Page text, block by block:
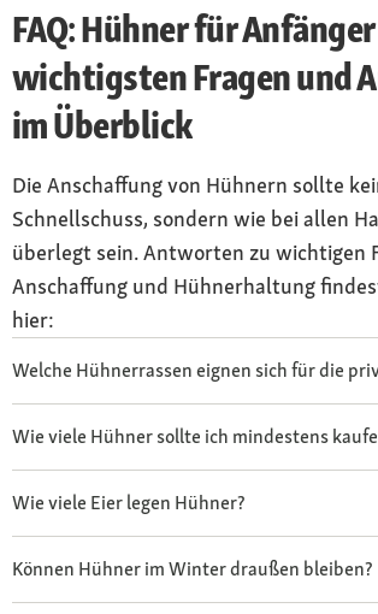
FAQ: Hühner für
wichtigsten Fragen und
im Überblick
Die Anschaffung von Hühnern sollte
Schnellschuss, sondern wie bei allen
überlegt sein. Antworten zu wichtigen
Anschaffung und Hühnerhaltung
hier:
Welche Hühnerrassen eignen sich für die
Wie viele Hühner sollte ich mindestens
Wie viele Eier legen Hühner?
Können Hühner im Winter draußen bleiben?